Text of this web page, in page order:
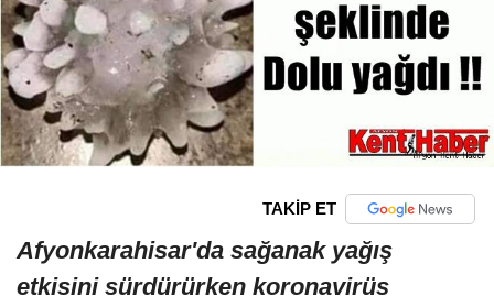
TAKİP ET
Afyonkarahisar'da sağanak yağış
etkisini sürdürürken koronavirüs